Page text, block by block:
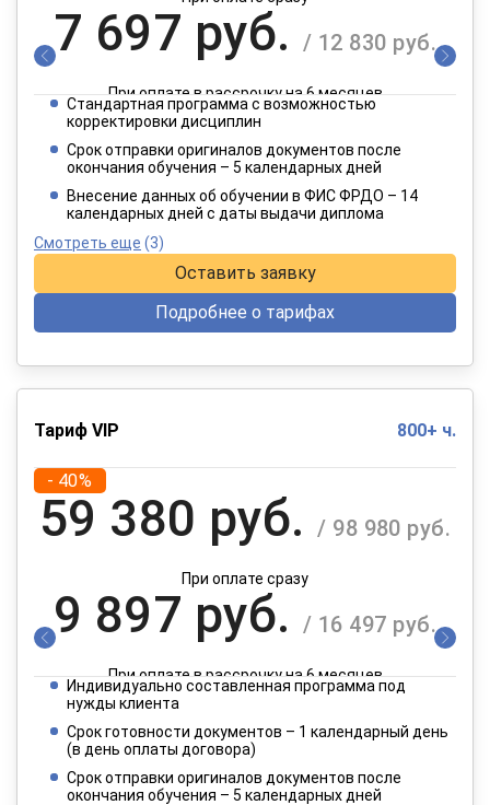
7 697 руб. / 12 830 руб.
При оплате в рассрочку на 6 месяцев
3 849 руб.
При оплате в рассрочку на 12 месяцев
Стандартная программа с возможностью
корректировки дисциплин
Срок отправки оригиналов документов после
окончания обучения – 5 календарных дней
Внесение данных об обучении в ФИС ФРДО – 14
календарных дней с даты выдачи диплома
Смотреть еще (3)
Оставить заявку
Подробнее о тарифах
Тариф VIP 800+ ч.
- 40%
59 380 руб. / 98 980 руб.
При оплате сразу
9 897 руб. / 16 497 руб.
При оплате в рассрочку на 6 месяцев
4 949 руб. / 8 249 руб.
При оплате в рассрочку на 12 месяцев
Индивидуально составленная программа под
нужды клиента
Срок готовности документов – 1 календарный день
(в день оплаты договора)
Срок отправки оригиналов документов после
окончания обучения – 5 календарных дней